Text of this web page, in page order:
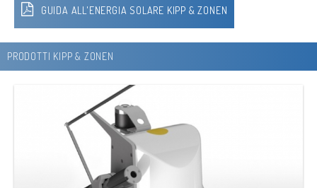
GUIDA ALL'ENERGIA SOLARE KIPP & ZONEN
PRODOTTI KIPP & ZONEN